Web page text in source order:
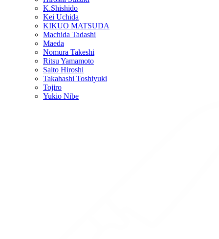
K.Shishido
Kei Uchida
KIKUO MATSUDA
Machida Tadashi
Maeda
Nomura Takeshi
Ritsu Yamamoto
Saito Hiroshi
Takahashi Toshiyuki
Tojiro
Yukio Nibe